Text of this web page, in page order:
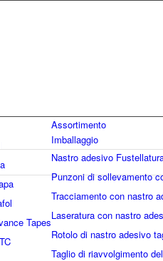
Assortimento
Tapes
Imballaggio
Nastro adesivo
Punzoni di sollevamento
Tracciamento con nastro
Laseratura con nastro
Rotolo di nastro adesivo
Taglio di riavvolgimento